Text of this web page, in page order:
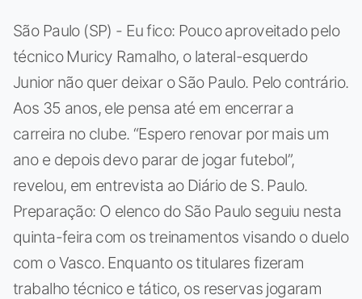
São Paulo (SP) - Eu fico: Pouco aproveitado pelo
técnico Muricy Ramalho, o lateral-esquerdo
Junior não quer deixar o São Paulo. Pelo contrário.
Aos 35 anos, ele pensa até em encerrar a
carreira no clube. “Espero renovar por mais um
ano e depois devo parar de jogar futebol”,
revelou, em entrevista ao Diário de S. Paulo.
Preparação: O elenco do São Paulo seguiu nesta
quinta-feira com os treinamentos visando o duelo
com o Vasco. Enquanto os titulares fizeram
trabalho técnico e tático, os reservas jogaram